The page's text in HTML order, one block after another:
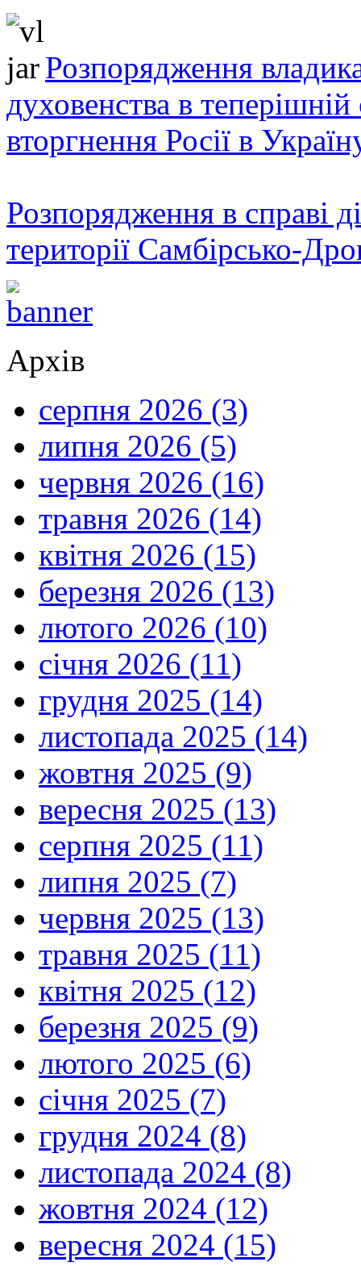
Розпорядження
духовенства в теперішній
вторгнення Росії в
Розпорядження в справі
території Самбірсько-
Архів
серпня 2026 (3)
липня 2026 (5)
червня 2026 (16)
травня 2026 (14)
квітня 2026 (15)
березня 2026 (13)
лютого 2026 (10)
січня 2026 (11)
грудня 2025 (14)
листопада 2025 (14)
жовтня 2025 (9)
вересня 2025 (13)
серпня 2025 (11)
липня 2025 (7)
червня 2025 (13)
травня 2025 (11)
квітня 2025 (12)
березня 2025 (9)
лютого 2025 (6)
січня 2025 (7)
грудня 2024 (8)
листопада 2024 (8)
жовтня 2024 (12)
вересня 2024 (15)